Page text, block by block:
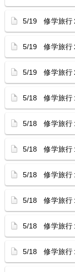
5/19 修学旅行
5/19 修学旅行
5/19 修学旅行
5/18 修学旅行
5/18 修学旅行
5/18 修学旅行
5/18 修学旅行
5/18 修学旅行
5/18 修学旅行
5/18 修学旅行